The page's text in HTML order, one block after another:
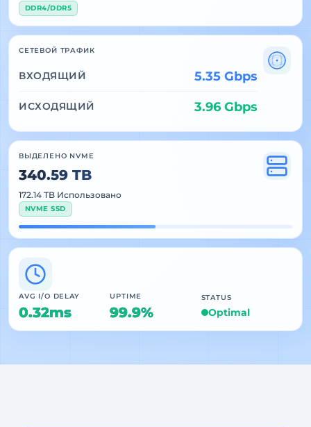
DDR4/DDR5
СЕТЕВОЙ ТРАФИК
ВХОДЯЩИЙ 5.35 Gbps
ИСХОДЯЩИЙ 3.96 Gbps
ВЫДЕЛЕНО NVME
340.59 TB
172.14 TB Использовано
NVME SSD
AVG I/O DELAY
0.32ms
UPTIME
99.9%
STATUS
Optimal